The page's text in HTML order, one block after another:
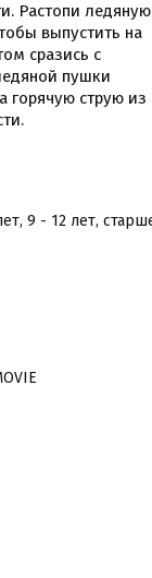
Растопи ледяную
выпустить на
сразись с
пушки
горячую струю из
9 - 12 лет,